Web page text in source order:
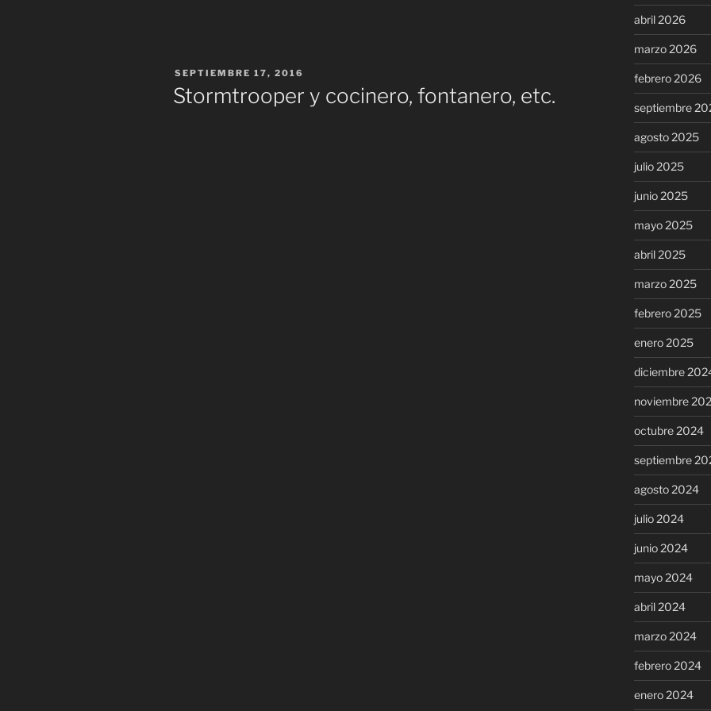
PUBLICADO
EL
SEPTIEMBRE 17, 2016
Stormtrooper y cocinero, fontanero, etc.
abril 2026
marzo 2026
febrero 2026
septiembre
agosto 2025
julio 2025
junio 2025
mayo 2025
abril 2025
marzo 2025
febrero 2025
enero 2025
diciembre
noviembre
octubre 2024
septiembre
agosto 2024
julio 2024
junio 2024
mayo 2024
abril 2024
marzo 2024
febrero 2024
enero 2024